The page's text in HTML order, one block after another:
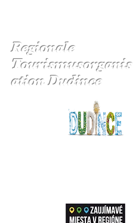
Regionale
Tourismusorganis
ation Dudince